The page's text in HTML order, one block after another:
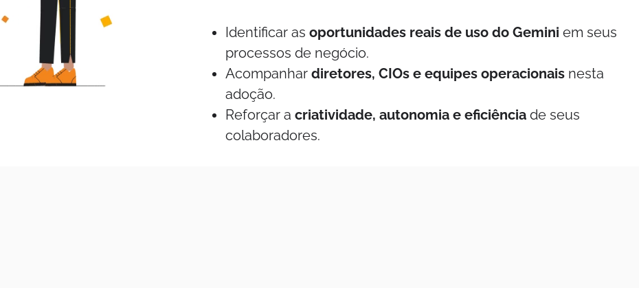
Identificar as oportunidades reais de uso do Gemini em seus
processos de negócio.
Acompanhar diretores, CIOs e equipes operacionais nesta
adoção.
Reforçar a criatividade, autonomia e eficiência de seus
colaboradores.